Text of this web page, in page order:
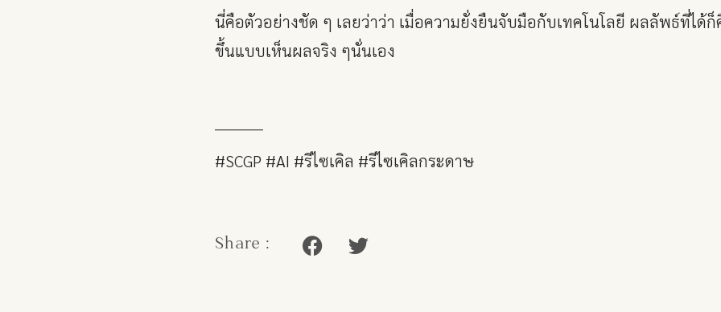
นี่คือตัวอย่างชัด ๆ เลยว่าว่า เมื่อความยั่งยืนจับมือกับเทคโนโลยี ผลลัพธ์ที่ได้ก็
ขึ้นแบบเห็นผลจริง ๆนั่นเอง
#SCGP #AI #รีไซเคิล #รีไซเคิลกระดาษ
Share :